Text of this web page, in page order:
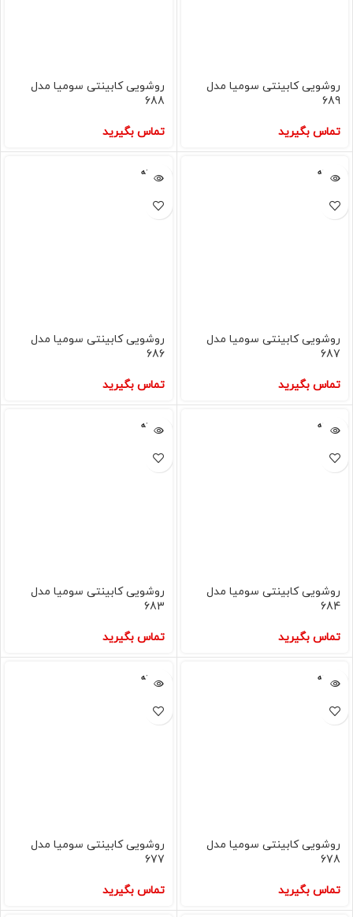
روشویی کابینتی سومیا مدل
689
تماس بگیرید
روشویی کابینتی سومیا مدل
688
تماس بگیرید
فروخته
شده
روشویی کابینتی سومیا مدل
687
تماس بگیرید
فروخته
شده
روشویی کابینتی سومیا مدل
686
تماس بگیرید
فروخته
شده
روشویی کابینتی سومیا مدل
684
تماس بگیرید
فروخته
شده
روشویی کابینتی سومیا مدل
683
تماس بگیرید
فروخته
شده
روشویی کابینتی سومیا مدل
678
تماس بگیرید
فروخته
شده
روشویی کابینتی سومیا مدل
677
تماس بگیرید